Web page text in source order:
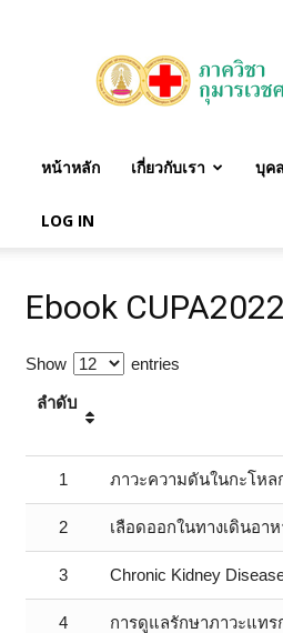
วิชา
กุมาร
เวชศาสตร์
หน้าหลัก เกี่ยวกับเรา บุค
LOG IN
Ebook CUPA2022
Show entries
ลำดับ
1 ภาวะความดันในกะโหล
2 เลือดออกในทางเดินอาห
3 Chronic Kidney
4 การดูแลรักษาภาวะแทร